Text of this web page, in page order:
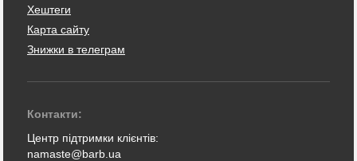
Хештеги
Карта сайту
Знижки в телеграм
Контакти:
Центр підтримки клієнтів:
namaste@barb.ua